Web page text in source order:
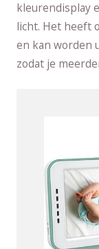
kleurendisplay
licht. Het heeft
en kan worden
zodat je